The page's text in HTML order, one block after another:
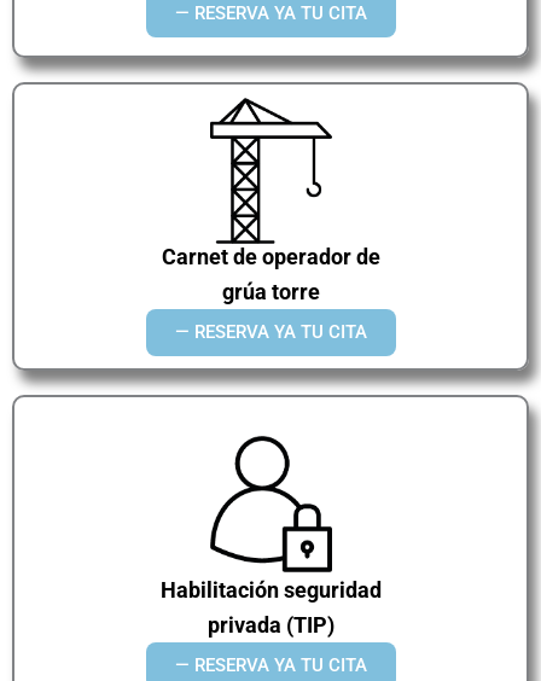
— RESERVA YA TU CITA
Carnet de operador de
grúa torre
— RESERVA YA TU CITA
Habilitación seguridad
privada (TIP)
— RESERVA YA TU CITA